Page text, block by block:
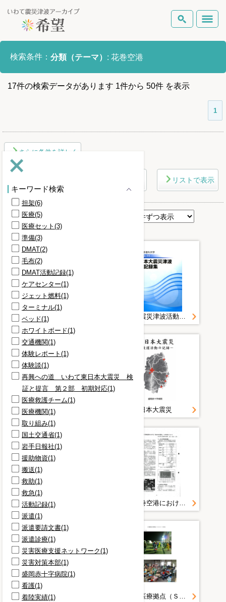
いわて震災津波アーカイブとは
岩手県の被害状況
検索条件： 分類（テーマ） : 花巻空港
17件の検索データがあります 1件から 50件 を表示
1
さらに条件を詳しく
リストで表示
表示順
キーワード検索
担架(6)
医療(5)
医療セット(3)
準備(3)
DMAT(2)
毛布(2)
DMAT活動記録(1)
ケアセンター(1)
ジェット燃料(1)
ターミナル(1)
ベッド(1)
ホワイトボード(1)
交通機関(1)
体験レポート(1)
体験談(1)
再興への道 いわて東日本大震災 検
証と提言 第２部 初期対応(1)
医療救護チーム(1)
医療機関(1)
取り組み(1)
国土交通省(1)
岩手日報社(1)
援助物資(1)
搬送(1)
救助(1)
救急(1)
活動記録(1)
派遣(1)
派遣要請文書(1)
派遣診療(1)
災害医療支援ネットワーク(1)
災害対策本部(1)
盛岡赤十字病院(1)
看護(1)
着陸実績(1)
東日本大震災